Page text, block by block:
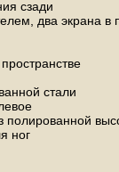
сзади
два экрана в
стали
ног